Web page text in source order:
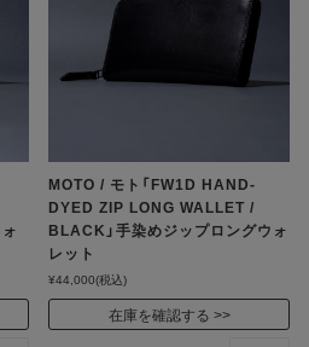
MOTO / モト「FW1D HAND-
DYED ZIP LONG WALLET /
BLACK」手染めジップロングウォ
レット
¥44,000(税込)
在庫を確認する